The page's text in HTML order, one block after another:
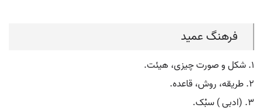
فرهنگ عمید
۱. شکل و صورت چیزی، هیئت.
۲. طریقه، روش، قاعده.
۳. (ادبی ) سبْک.